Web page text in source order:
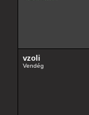
vzoli
Vendég